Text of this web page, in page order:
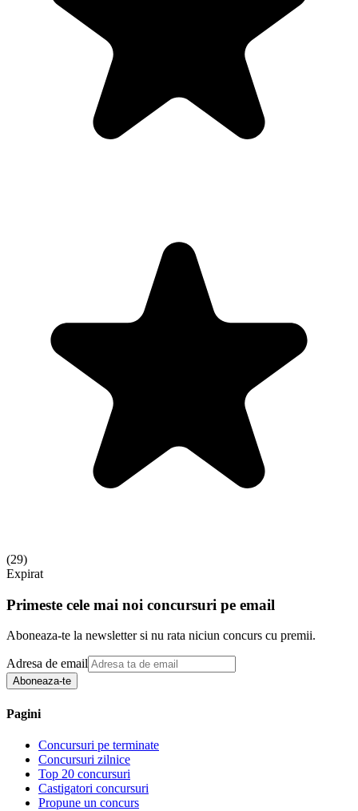
(29)
Expirat
Primeste cele mai noi concursuri pe email
Aboneaza-te la newsletter si nu rata niciun concurs cu premii.
Adresa de email
Aboneaza-te
Pagini
Concursuri pe terminate
Concursuri zilnice
Top 20 concursuri
Castigatori concursuri
Propune un concurs